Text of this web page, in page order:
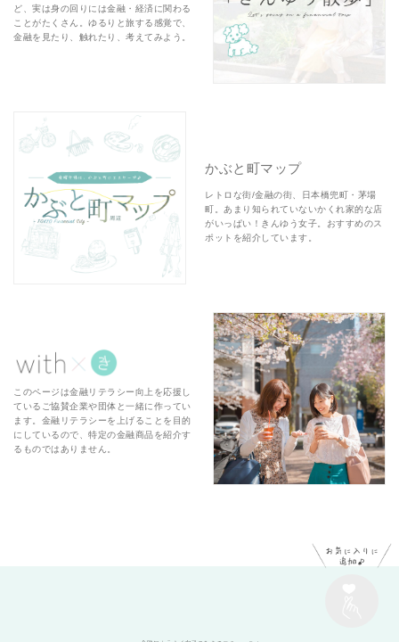
ど、実は身の回りには金融・経済に関わる
ことがたくさん。ゆるりと旅する感覚で、
金融を見たり、触れたり、考えてみよう。
かぶと町マップ
レトロな街/金融の街、日本橋兜町・茅場
町。あまり知られていないかくれ家的な店
がいっぱい！きんゆう女子。おすすめのス
ポットを紹介しています。
このページは金融リテラシー向上を応援し
ているご協賛企業や団体と一緒に作ってい
ます。金融リテラシーを上げることを目的
にしているので、特定の金融商品を紹介す
るものではありません。